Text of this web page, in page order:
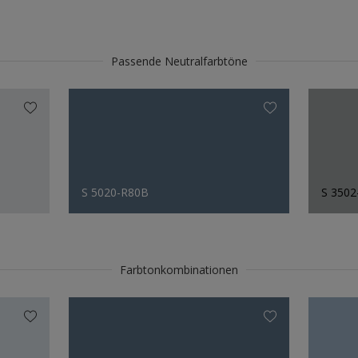
Passende Neutralfarbtöne
S 5020-R80B S
Farbtonkombinationen